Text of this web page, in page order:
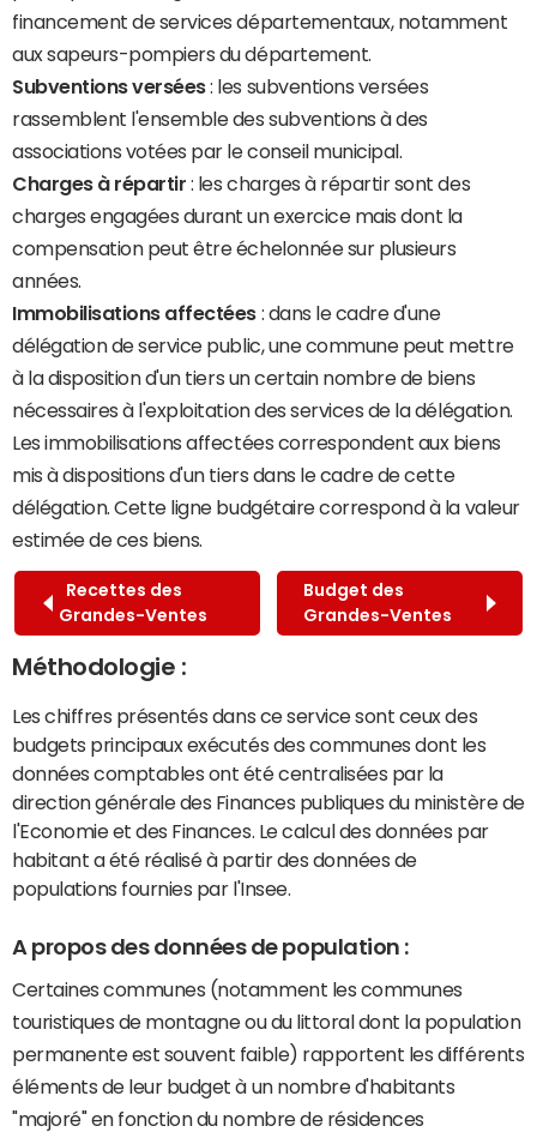
financement de services départementaux, notamment
aux sapeurs-pompiers du département.
Subventions versées: les subventions versées
rassemblent l'ensemble des subventions à des
associations votées par le conseil municipal.
Charges à répartir : les charges à répartir sont des
charges engagées durant un exercice mais dont la
compensation peut être échelonnée sur plusieurs
années.
Immobilisations affectées : dans le cadre d'une
délégation de service public, une commune peut mettre
à la disposition d'un tiers un certain nombre de biens
nécessaires à l'exploitation des services de la délégation.
Les immobilisations affectées correspondent aux biens
mis à dispositions d'un tiers dans le cadre de cette
délégation. Cette ligne budgétaire correspond à la valeur
estimée de ces biens.
Recettes des
Grandes-Ventes
Budget des
Grandes-Ventes
Méthodologie :
Les chiffres présentés dans ce service sont ceux des
budgets principaux exécutés des communes dont les
données comptables ont été centralisées par la
direction générale des Finances publiques du ministère de
l'Economie et des Finances. Le calcul des données par
habitant a été réalisé à partir des données de
populations fournies par l'Insee.
A propos des données de population :
Certaines communes (notamment les communes
touristiques de montagne ou du littoral dont la population
permanente est souvent faible) rapportent les différents
éléments de leur budget à un nombre d'habitants
"majoré" en fonction du nombre de résidences